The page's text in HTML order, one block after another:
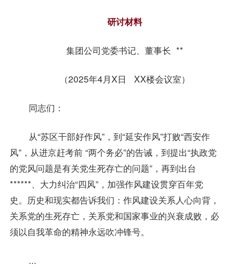
研讨材料
集团公司党委书记、董事长 **
（2025年4月X日 XX楼会议室）
同志们：
从“苏区干部好作风”，到“延安作风”打败“西安作
风”，从进京赶考前 “两个务必”的告诫，到提出“执政党
的党风问题是有关党生死存亡的问题”，再到出台
******、大力纠治“四风”，加强作风建设贯穿百年党
史。历史和现实都告诉我们：作风建设关系人心向背，
关系党的生死存亡，关系党和国家事业的兴衰成败，必
须以自我革命的精神永远吹冲锋号。
...